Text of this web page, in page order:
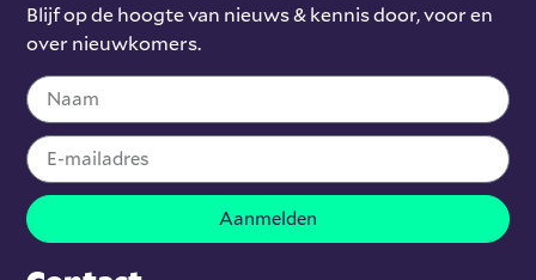
Blijf op de hoogte van nieuws & kennis door, voor en
over nieuwkomers.
Aanmelden